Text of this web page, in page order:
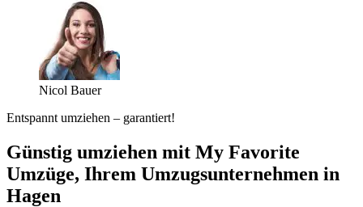
Nicol Bauer
Entspannt umziehen – garantiert!
Günstig umziehen mit My Favorite
Umzüge, Ihrem Umzugsunternehmen in
Hagen